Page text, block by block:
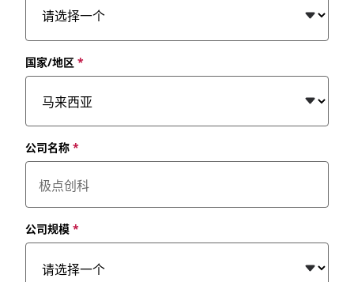
国家/地区 *
公司名称*
公司规模*